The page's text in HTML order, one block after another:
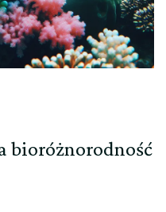
bioróżnorodność